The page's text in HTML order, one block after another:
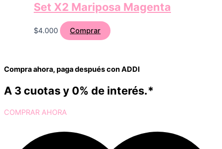
Set X2 Mariposa Magenta
$4.000 Comprar
Compra ahora, paga después con ADDI
A 3 cuotas y 0% de interés.*
COMPRAR AHORA